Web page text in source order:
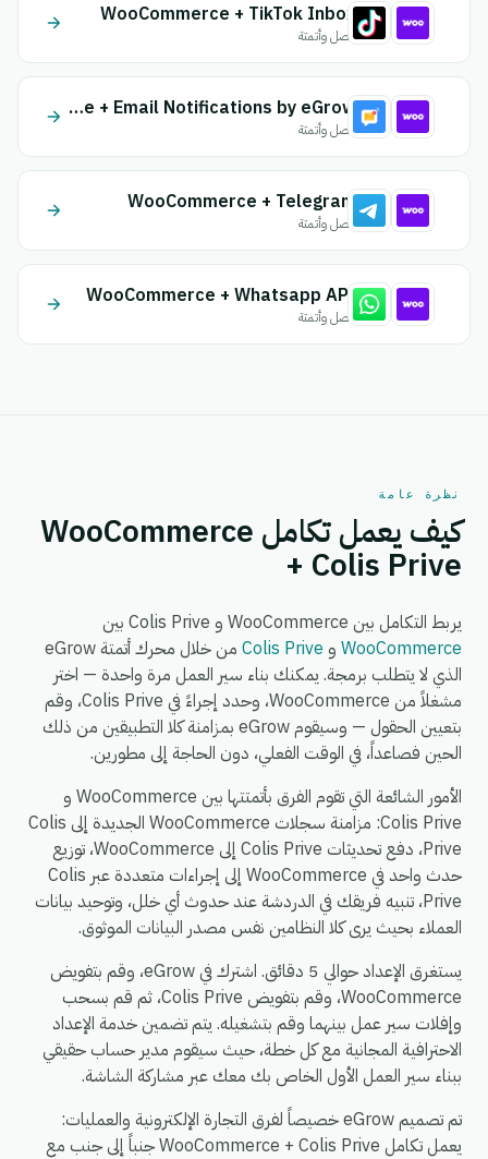
WooCommerce + TikTok Inbox
اتصل وأتمتة
WooCommerce + Email Notifications by eGrow
اتصل وأتمتة
WooCommerce + Telegram
اتصل وأتمتة
WooCommerce + Whatsapp API
اتصل وأتمتة
نظرة عامة
كيف يعمل تكامل WooCommerce
+ Colis Prive
يربط التكامل بين WooCommerce و Colis Prive بين
WooCommerce و Colis Prive
من خلال محرك أتمتة eGrow
الذي لا يتطلب برمجة. يمكنك بناء سير العمل مرة واحدة — اختر
مشغلاً من WooCommerce، وحدد إجراءً في Colis Prive، وقم
بتعيين الحقول — وسيقوم eGrow بمزامنة كلا التطبيقين من ذلك
الحين فصاعداً، في الوقت الفعلي، دون الحاجة إلى مطورين.
الأمور الشائعة التي تقوم الفرق بأتمتتها بين WooCommerce و
Colis Prive: مزامنة سجلات WooCommerce الجديدة إلى Colis
Prive، دفع تحديثات Colis Prive إلى WooCommerce، توزيع
حدث واحد في WooCommerce إلى إجراءات متعددة عبر Colis
Prive، تنبيه فريقك في الدردشة عند حدوث أي خلل، وتوحيد بيانات
العملاء بحيث يرى كلا النظامين نفس مصدر البيانات الموثوق.
يستغرق الإعداد حوالي 5 دقائق. اشترك في eGrow، وقم بتفويض
WooCommerce، وقم بتفويض Colis Prive، ثم قم بسحب
وإفلات سير عمل بينهما وقم بتشغيله. يتم تضمين خدمة الإعداد
الاحترافية المجانية مع كل خطة، حيث سيقوم مدير حساب حقيقي
ببناء سير العمل الأول الخاص بك معك عبر مشاركة الشاشة.
تم تصميم eGrow خصيصاً لفرق التجارة الإلكترونية والعمليات:
يعمل تكامل WooCommerce + Colis Prive جنباً إلى جنب مع